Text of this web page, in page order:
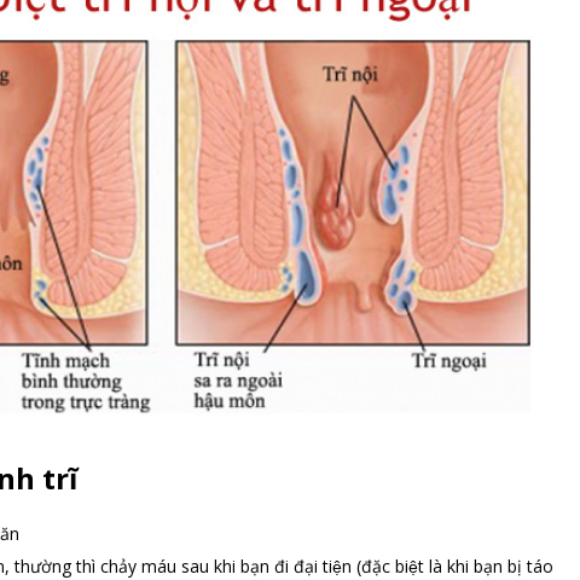
trĩ
thường thì chảy máu sau khi bạn đi đại tiện (đặc biệt là khi bạn bị táo